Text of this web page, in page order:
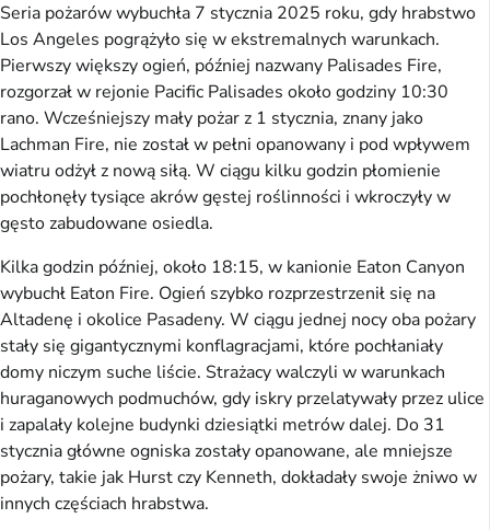
Seria pożarów wybuchła 7 stycznia 2025 roku, gdy hrabstwo
Los Angeles pogrążyło się w ekstremalnych warunkach.
Pierwszy większy ogień, później nazwany Palisades Fire,
rozgorzał w rejonie Pacific Palisades około godziny 10:30
rano. Wcześniejszy mały pożar z 1 stycznia, znany jako
Lachman Fire, nie został w pełni opanowany i pod wpływem
wiatru odżył z nową siłą. W ciągu kilku godzin płomienie
pochłonęły tysiące akrów gęstej roślinności i wkroczyły w
gęsto zabudowane osiedla.
Kilka godzin później, około 18:15, w kanionie Eaton Canyon
wybuchł Eaton Fire. Ogień szybko rozprzestrzenił się na
Altadenę i okolice Pasadeny. W ciągu jednej nocy oba pożary
stały się gigantycznymi konflagracjami, które pochłaniały
domy niczym suche liście. Strażacy walczyli w warunkach
huraganowych podmuchów, gdy iskry przelatywały przez ulice
i zapalały kolejne budynki dziesiątki metrów dalej. Do 31
stycznia główne ogniska zostały opanowane, ale mniejsze
pożary, takie jak Hurst czy Kenneth, dokładały swoje żniwo w
innych częściach hrabstwa.